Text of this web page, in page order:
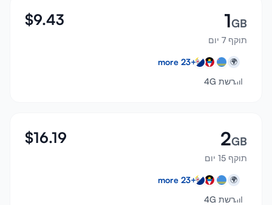
1GB
תוקף 7 יום
$9.43
🌍
+
23
רשת 4G
2GB
תוקף 15 יום
$16.19
🌍
+
23
רשת 4G